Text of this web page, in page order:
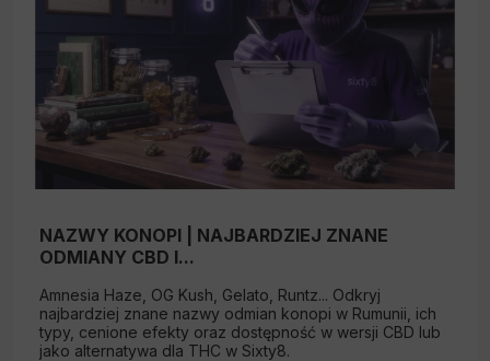
NAZWY KONOPI | NAJBARDZIEJ ZNANE
ODMIANY CBD I...
Amnesia Haze, OG Kush, Gelato, Runtz... Odkryj
najbardziej znane nazwy odmian konopi w Rumunii, ich
typy, cenione efekty oraz dostępność w wersji CBD lub
jako alternatywa dla THC w Sixty8.